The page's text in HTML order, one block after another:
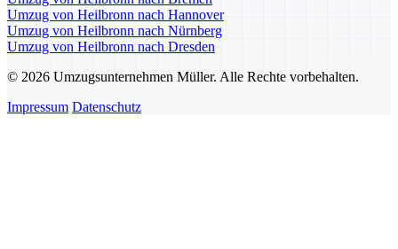
Umzug von Heilbronn nach Hannover
Umzug von Heilbronn nach Nürnberg
Umzug von Heilbronn nach Dresden
© 2026 Umzugsunternehmen Müller. Alle Rechte vorbehalten.
Impressum Datenschutz